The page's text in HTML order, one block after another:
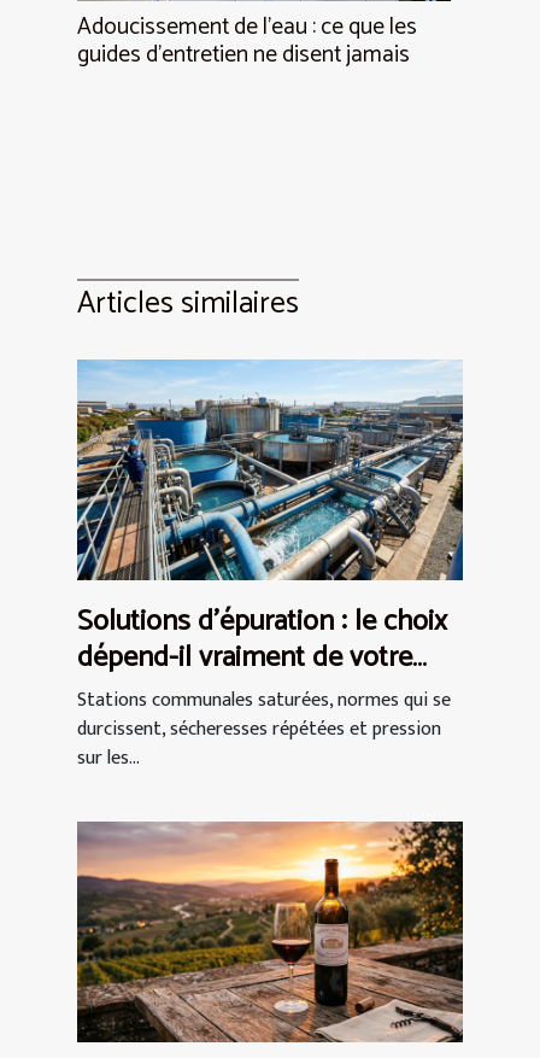
Adoucissement de l’eau : ce que les
guides d’entretien ne disent jamais
Articles similaires
Solutions d’épuration : le choix
dépend-il vraiment de votre
secteur ?
Stations communales saturées, normes qui se
durcissent, sécheresses répétées et pression
sur les...